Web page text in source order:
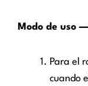
Modo de uso
Para el
cuando